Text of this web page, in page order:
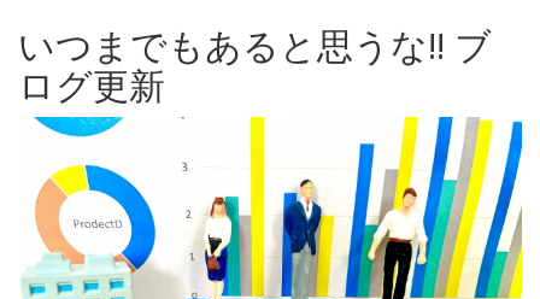
いつまでもあると思うな‼️ ブ
ログ更新